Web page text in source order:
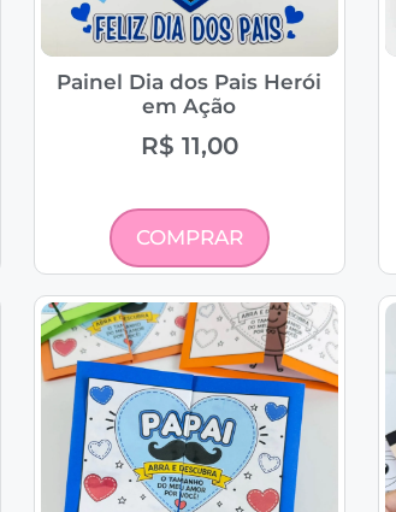
Painel Dia dos Pais Herói
em Ação
R$ 11,00
COMPRAR